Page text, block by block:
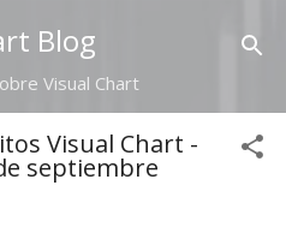
principal
Blog
Visual Chart
Visual Chart -
septiembre